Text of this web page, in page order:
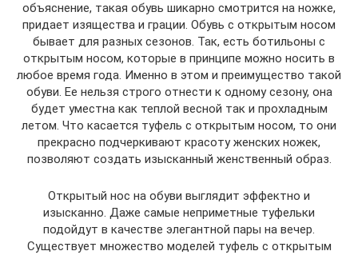
объяснение, такая обувь шикарно смотрится на ножке,
придает изящества и грации. Обувь с открытым носом
бывает для разных сезонов. Так, есть ботильоны с
открытым носом, которые в принципе можно носить в
любое время года. Именно в этом и преимущество такой
обуви. Ее нельзя строго отнести к одному сезону, она
будет уместна как теплой весной так и прохладным
летом. Что касается туфель с открытым носом, то они
прекрасно подчеркивают красоту женских ножек,
позволяют создать изысканный женственный образ.
Открытый нос на обуви выглядит эффектно и
изысканно. Даже самые неприметные туфельки
подойдут в качестве элегантной пары на вечер.
Существует множество моделей туфель с открытым